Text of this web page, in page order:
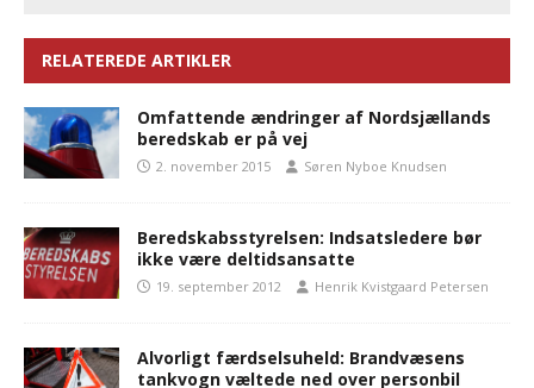
RELATEREDE ARTIKLER
Omfattende ændringer af Nordsjællands
beredskab er på vej
2. november 2015 Søren Nyboe Knudsen
Beredskabsstyrelsen: Indsatsledere bør
ikke være deltidsansatte
19. september 2012 Henrik Kvistgaard Petersen
Alvorligt færdselsuheld: Brandvæsens
tankvogn væltede ned over personbil